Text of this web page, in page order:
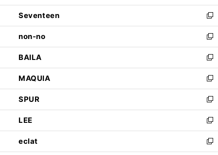
開
く
ウ
で
開
く
ン
ド
ウ
で
開
く
Seventeen
新
し
い
ウ
ィ
ン
ド
ウ
で
開
く
non-no
新
し
い
ウ
ィ
ン
ド
ウ
で
開
く
BAILA
新
し
い
ウ
ィ
ン
ド
ウ
で
開
MAQUIA
新
し
い
ウ
ィ
ン
ド
ウ
SPUR
新
し
い
ウ
ィ
ン
LEE
新
し
い
ウ
eclat
新